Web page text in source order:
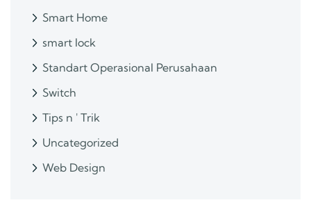
Smart Home
smart lock
Standart Operasional Perusahaan
Switch
Tips n ' Trik
Uncategorized
Web Design